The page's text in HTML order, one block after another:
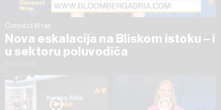
Connect Wrap
Nova eskalacija na Bliskom istoku – i
u sektoru poluvodiča